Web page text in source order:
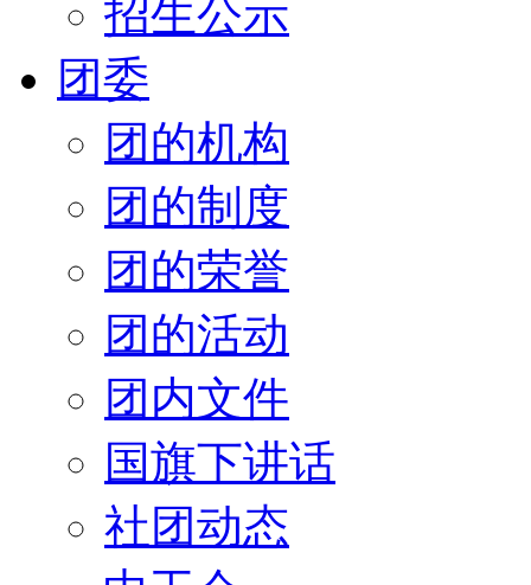
招生公示
团委
团的机构
团的制度
团的荣誉
团的活动
团内文件
国旗下讲话
社团动态